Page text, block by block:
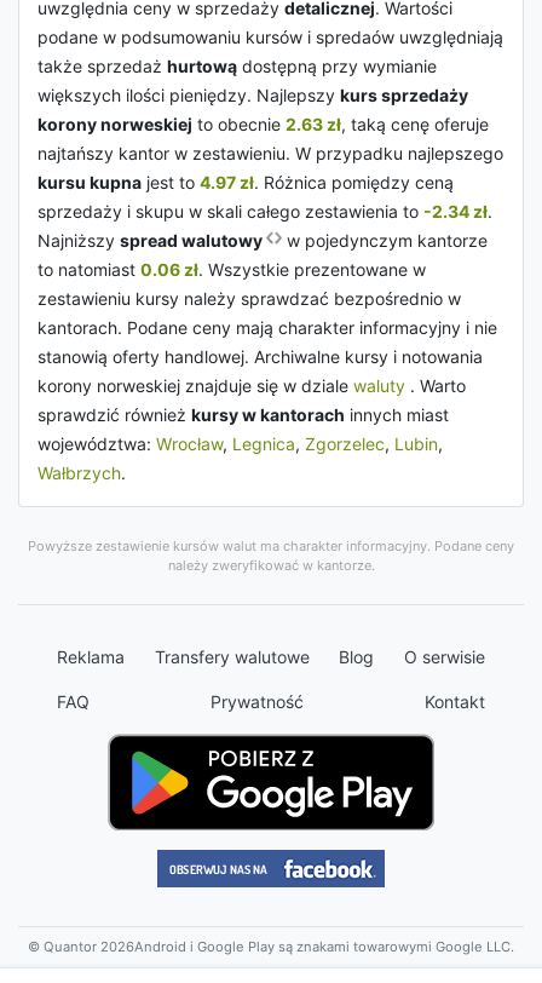
uwzględnia ceny w sprzedaży detalicznej. Wartości
podane w podsumowaniu kursów i spredaów uwzględniają
także sprzedaż hurtową dostępną przy wymianie
większych ilości pieniędzy. Najlepszy kurs sprzedaży
korony norweskiej to obecnie 2.63 zł, taką cenę oferuje
najtańszy kantor w zestawieniu. W przypadku najlepszego
kursu kupna jest to 4.97 zł. Różnica pomiędzy ceną
sprzedaży i skupu w skali całego zestawienia to -2.34 zł.
Najniższy spread walutowy
w pojedynczym kantorze
to natomiast 0.06 zł. Wszystkie prezentowane w
zestawieniu kursy należy sprawdzać bezpośrednio w
kantorach. Podane ceny mają charakter informacyjny i nie
stanowią oferty handlowej. Archiwalne kursy i notowania
korony norweskiej znajduje się w dziale waluty . Warto
sprawdzić również kursy w kantorach innych miast
województwa: Wrocław, Legnica, Zgorzelec, Lubin,
Wałbrzych.
Powyższe zestawienie kursów walut ma charakter informacyjny. Podane ceny
należy zweryfikować w kantorze.
Reklama Transfery walutowe Blog O serwisie
FAQ Prywatność Kontakt
© Quantor 2026Android i Google Play są znakami towarowymi Google LLC.